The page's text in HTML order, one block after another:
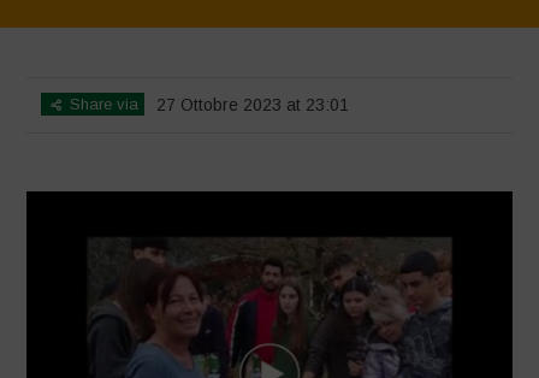
Share via 27 Ottobre 2023 at 23:01